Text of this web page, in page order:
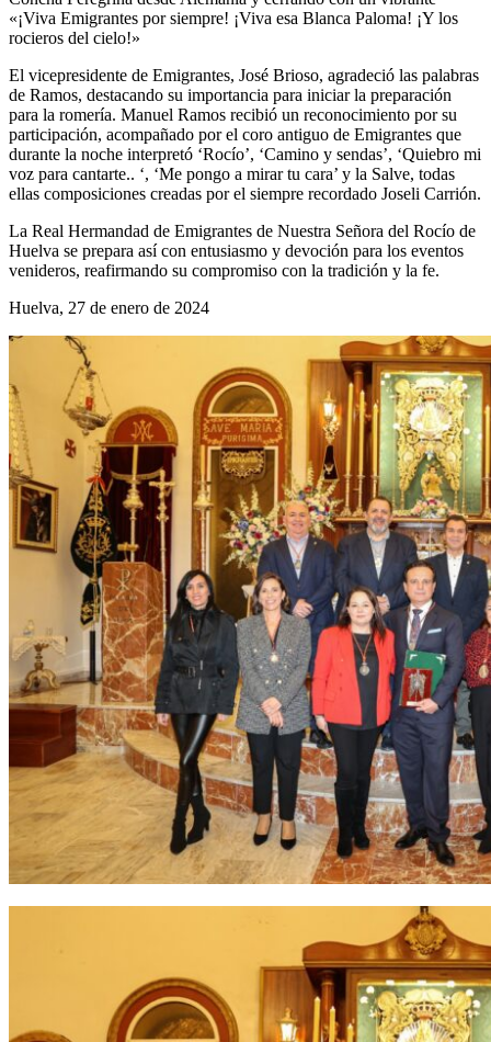
«¡Viva Emigrantes por siempre! ¡Viva esa Blanca Paloma! ¡Y los
rocieros del cielo!»
El vicepresidente de Emigrantes, José Brioso, agradeció las palabras
de Ramos, destacando su importancia para iniciar la preparación
para la romería. Manuel Ramos recibió un reconocimiento por su
participación, acompañado por el coro antiguo de Emigrantes que
durante la noche interpretó ‘Rocío’, ‘Camino y sendas’, ‘Quiebro mi
voz para cantarte.. ‘, ‘Me pongo a mirar tu cara’ y la Salve, todas
ellas composiciones creadas por el siempre recordado Joseli Carrión.
La Real Hermandad de Emigrantes de Nuestra Señora del Rocío de
Huelva se prepara así con entusiasmo y devoción para los eventos
venideros, reafirmando su compromiso con la tradición y la fe.
Huelva, 27 de enero de 2024